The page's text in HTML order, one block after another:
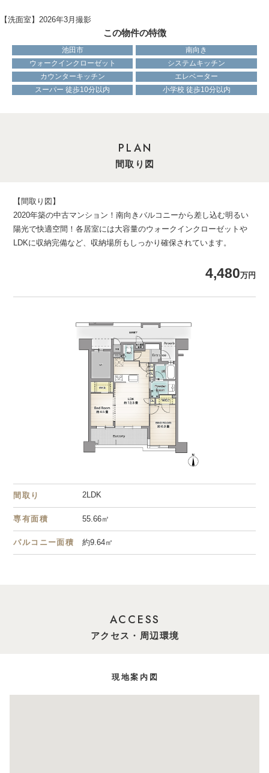
この物件の特徴
池田市
南向き
ウォークインクローゼット
システムキッチン
カウンターキッチン
エレベーター
スーパー 徒歩10分以内
小学校 徒歩10分以内
PLAN
間取り図
【間取り図】
2020年築の中古マンション！南向きバルコニーから差し込む明るい
陽光で快適空間！各居室には大容量のウォークインクローゼットや
LDKに収納完備など、収納場所もしっかり確保されています。
4,480万円
間取り 2LDK
専有面積 55.66㎡
パルコニー面積 約9.64㎡
ACCESS
アクセス・周辺環境
現地案内図